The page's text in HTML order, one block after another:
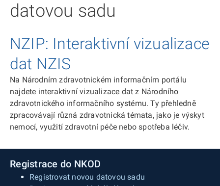
datovou sadu
NZIP: Interaktivní vizualizace
dat NZIS
Na Národním zdravotnickém informačním portálu
najdete interaktivní vizualizace dat z Národního
zdravotnického informačního systému. Ty přehledně
zpracovávají různá zdravotnická témata, jako je výskyt
nemocí, využití zdravotní péče nebo spotřeba léčiv.
Registrace do NKOD
Registrovat novou datovou sadu